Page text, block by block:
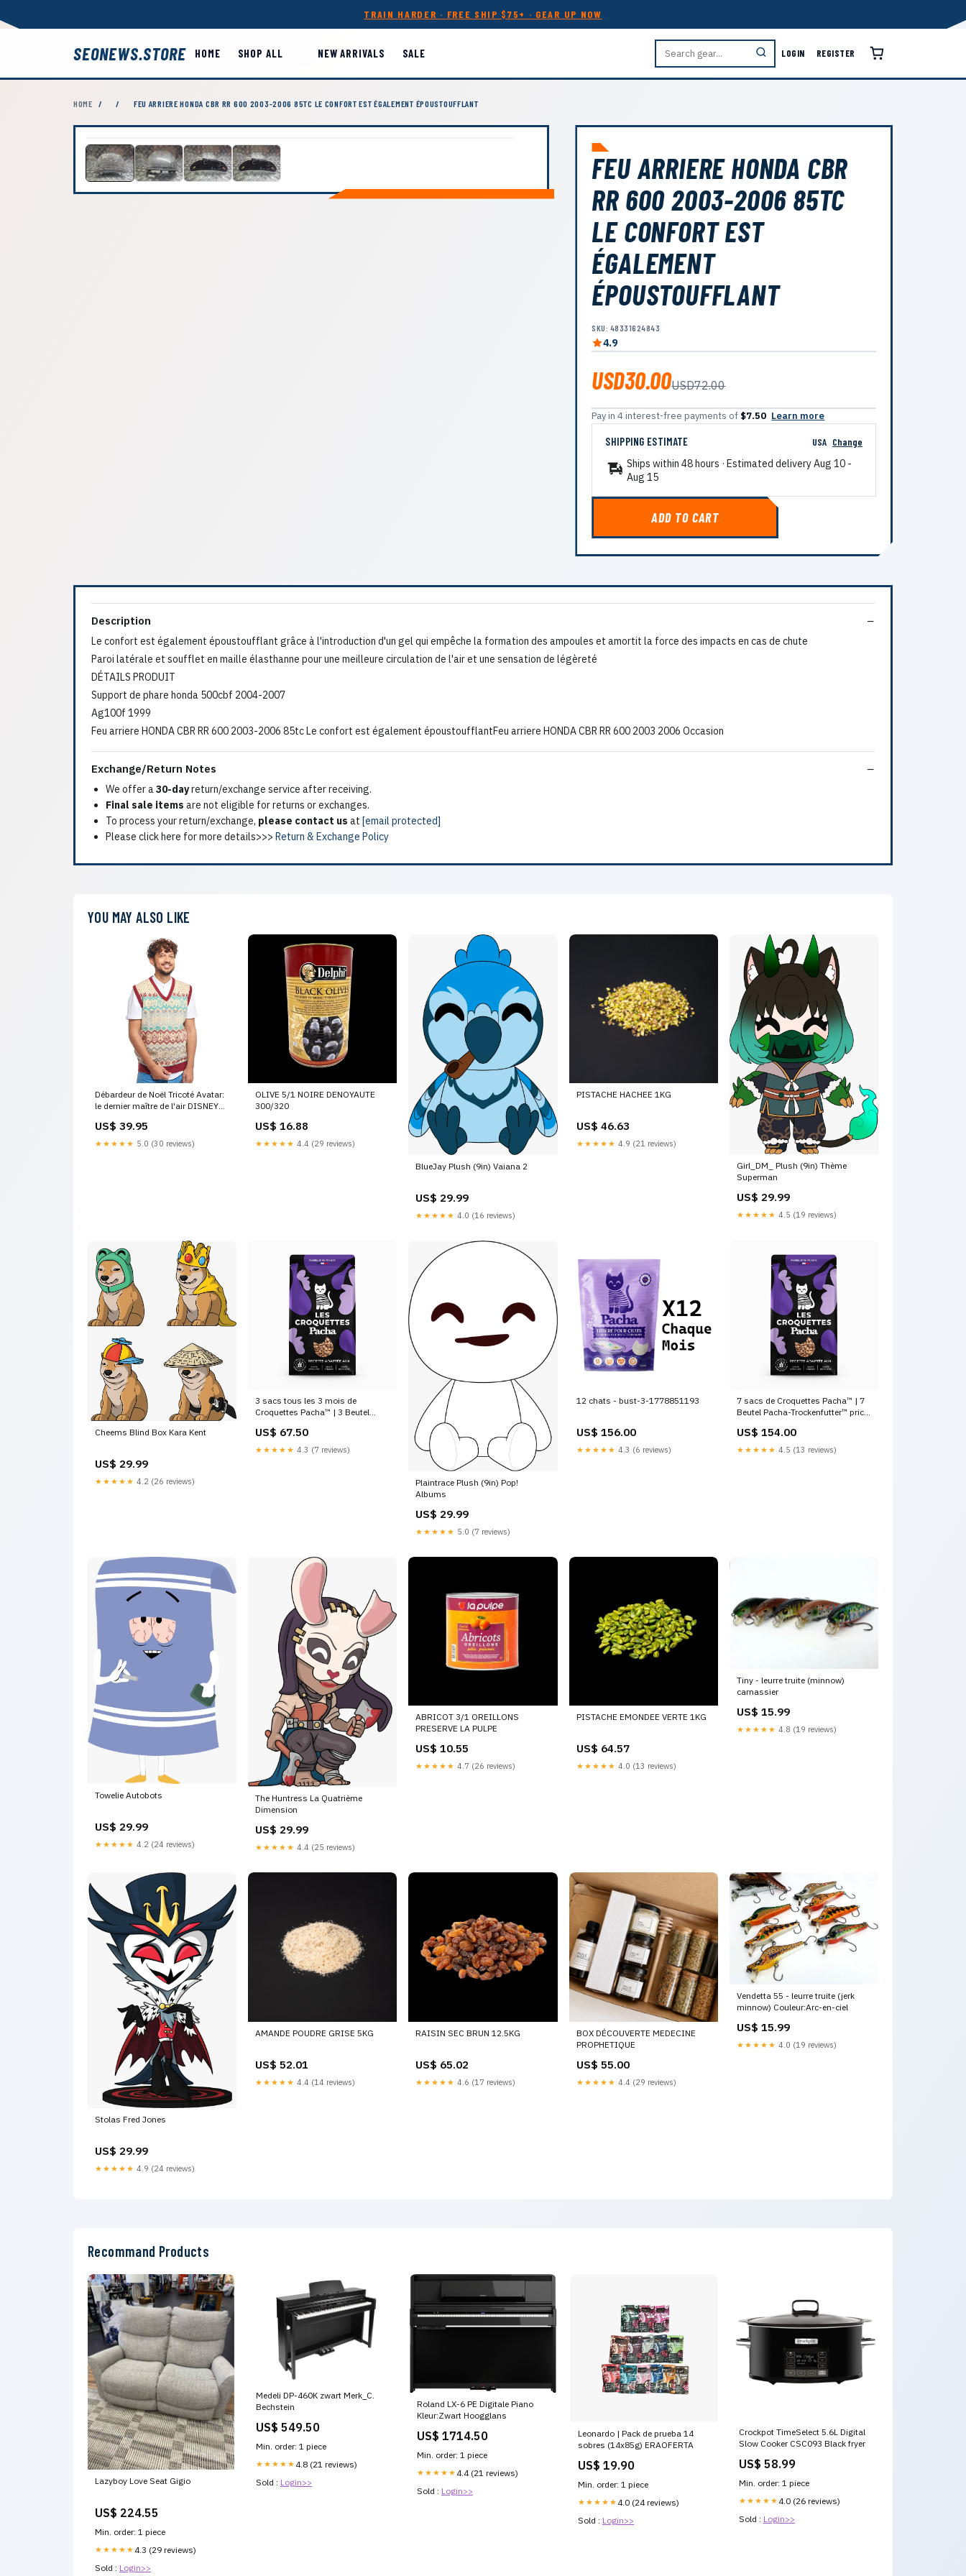
TRAIN HARDER · FREE SHIP $75+ · GEAR UP NOW
SEONEWS.STORE HOME SHOP ALL NEW ARRIVALS SALE LOGIN REGISTER
HOME / / FEU ARRIERE HONDA CBR RR 600 2003-2006 85TC LE CONFORT EST ÉGALEMENT ÉPOUSTOUFFLANT
FEU ARRIERE HONDA CBR
RR 600 2003-2006 85TC
LE CONFORT EST
ÉGALEMENT
ÉPOUSTOUFFLANT
SKU: 48331624843
4.9
USD30.00USD72.00
Pay in 4 interest-free payments of $7.50 Learn more
SHIPPING ESTIMATE USA Change
Ships within 48 hours · Estimated deliveryAug 10 -
Aug 15
ADD TO CART
Description
Le confort est également époustoufflant grâce à l'introduction d'un gel qui empêche la formation des ampoules et amortit la force des impacts en cas de chute
Paroi latérale et soufflet en maille élasthanne pour une meilleure circulation de l'air et une sensation de légèreté
DÉTAILS PRODUIT
Support de phare honda 500cbf 2004-2007
Ag100f 1999
Feu arriere HONDA CBR RR 600 2003-2006 85tc Le confort est également époustoufflantFeu arriere HONDA CBR RR 600 2003 2006 Occasion
Exchange/Return Notes
We offer a30-dayreturn/exchange service after receiving.
Final sale items are not eligible for returns or exchanges.
To process your return/exchange, please contact us at [email protected]
Please click here for more details>>> Return & Exchange Policy
YOU MAY ALSO LIKE
Débardeur de Noël Tricoté Avatar:
le dernier maître de l'air DISNEY
US$ 39.95
★★★★★ 5.0 (30 reviews)
OLIVE 5/1 NOIRE DENOYAUTE
300/320
US$ 16.88
★★★★★ 4.4 (29 reviews)
BlueJay Plush (9in) Vaiana 2
US$ 29.99
★★★★★ 4.0 (16 reviews)
PISTACHE HACHEE 1KG
US$ 46.63
★★★★★ 4.9 (21 reviews)
Girl_DM_ Plush (9in) Thème
Superman
US$ 29.99
★★★★★ 4.5 (19 reviews)
Cheems Blind Box Kara Kent
US$ 29.99
★★★★★ 4.2 (26 reviews)
3 sacs tous les 3 mois de
Croquettes Pacha™ | 3 Beutel
Monate ad
US$ 67.50
★★★★★ 4.3 (7 reviews)
Plaintrace Plush (9in) Pop!
Albums
US$ 29.99
★★★★★ 5.0 (7 reviews)
12 chats - bust-3-1778851193
US$ 156.00
★★★★★ 4.3 (6 reviews)
7 sacs de Croquettes Pacha™ | 7
Beutel Pacha-Trockenfutter™ price
US$ 154.00
★★★★★ 4.5 (13 reviews)
Towelie Autobots
US$ 29.99
★★★★★ 4.2 (24 reviews)
The Huntress La Quatrième
Dimension
US$ 29.99
★★★★★ 4.4 (25 reviews)
ABRICOT 3/1 OREILLONS
PRESERVE LA PULPE
US$ 10.55
★★★★★ 4.7 (26 reviews)
PISTACHE EMONDEE VERTE 1KG
US$ 64.57
★★★★★ 4.0 (13 reviews)
Tiny - leurre truite (minnow)
carnassier
US$ 15.99
★★★★★ 4.8 (19 reviews)
Stolas Fred Jones
US$ 29.99
★★★★★ 4.9 (24 reviews)
AMANDE POUDRE GRISE 5KG
US$ 52.01
★★★★★ 4.4 (14 reviews)
RAISIN SEC BRUN 12.5KG
US$ 65.02
★★★★★ 4.6 (17 reviews)
BOX DÉCOUVERTE MEDECINE
PROPHETIQUE
US$ 55.00
★★★★★ 4.4 (29 reviews)
Vendetta 55 - leurre truite (jerk
minnow) Couleur:Arc-en-ciel
US$ 15.99
★★★★★ 4.0 (19 reviews)
Recommand Products
Lazyboy Love Seat Gigio
US$ 224.55
Min. order: 1 piece
★★★★★ 4.3 (29 reviews)
Sold : Login>>
Medeli DP-460K zwart Merk_C.
Bechstein
US$ 549.50
Min. order: 1 piece
★★★★★ 4.8 (21 reviews)
Sold : Login>>
Roland LX-6 PE Digitale Piano
Kleur:Zwart Hoogglans
US$ 1714.50
Min. order: 1 piece
★★★★★ 4.4 (21 reviews)
Sold : Login>>
Leonardo | Pack de prueba 14
sobres (14x85g) ERAOFERTA
US$ 19.90
Min. order: 1 piece
★★★★★ 4.0 (24 reviews)
Sold : Login>>
Crockpot TimeSelect 5.6L Digital
Slow Cooker CSC093 Black fryer
US$ 58.99
Min. order: 1 piece
★★★★★ 4.0 (26 reviews)
Sold : Login>>